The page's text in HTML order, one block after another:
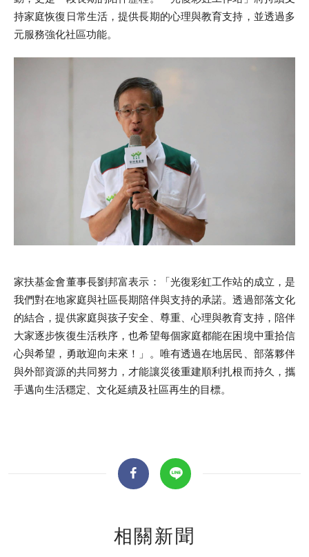
熱門關鍵字
兒童保護
持家庭恢復日常生活，提供長期的心理與教育支持，並透過多
元服務強化社區功能。
家扶基金會董事長劉邦富表示：「光復彩虹工作站的成立，是
我們對在地家庭與社區長期陪伴與支持的承諾。透過部落文化
的結合，提供家庭與孩子安全、尊重、心理與教育支持，陪伴
大家逐步恢復生活秩序，也希望每個家庭都能在困境中重拾信
心與希望，勇敢迎向未來！」。唯有透過在地居民、部落夥伴
與外部資源的共同努力，才能讓災後重建順利扎根而持久，攜
手邁向生活穩定、文化延續及社區再生的目標。
相關新聞